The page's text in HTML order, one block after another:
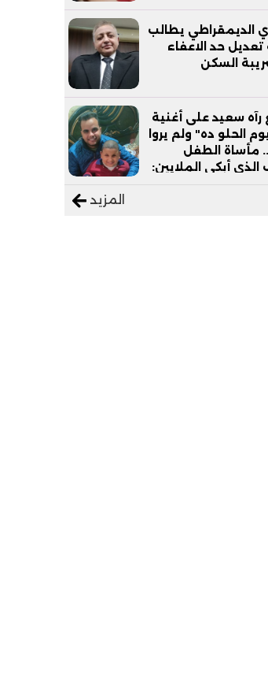
الديمقراطي يطالب
تعديل حد الاعفاء
السكن
رآه سعيد على أغنية
الحلو ده" ولم يروا
مأساة الطفل
الذي أبكى الملايين:
المزيد